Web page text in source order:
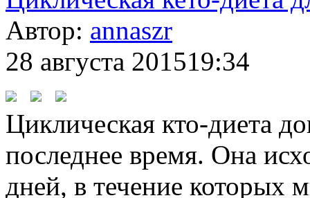
Автор: annaszr
28 августа 201519:34
Циклическая кто-диета
последнее время. Она
дней, в течение которых